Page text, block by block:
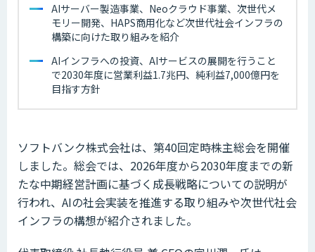
AIサーバー製造事業、Neoクラウド事業、次世代メ
モリー開発、HAPS商用化など次世代社会インフラの
構築に向けた取り組みを紹介
AIインフラへの投資、AIサービスの展開を行うこと
で2030年度に営業利益1.7兆円、純利益7,000億円を
目指す方針
ソフトバンク株式会社は、第40回定時株主総会を開催
しました。総会では、2026年度から2030年度までの新
たな中期経営計画に基づく成長戦略についての説明が
行われ、AIの社会実装を推進する取り組みや次世代社会
インフラの構想が紹介されました。